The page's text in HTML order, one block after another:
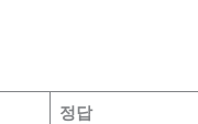
정답